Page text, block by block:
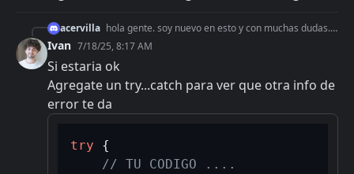
acervilla hola gente. soy nuevo en esto y con muchas dudas. 1) en modo desarrollo, si obtengo del SDK, x ejemplo cotizacion del dolar o si funciona el servidor ok. se su
Ivan 7/18/25, 8:17 AM
Si estaria ok
Agregate un try...catch para ver que otra info de
error te da
try {
// TU CODIGO ....